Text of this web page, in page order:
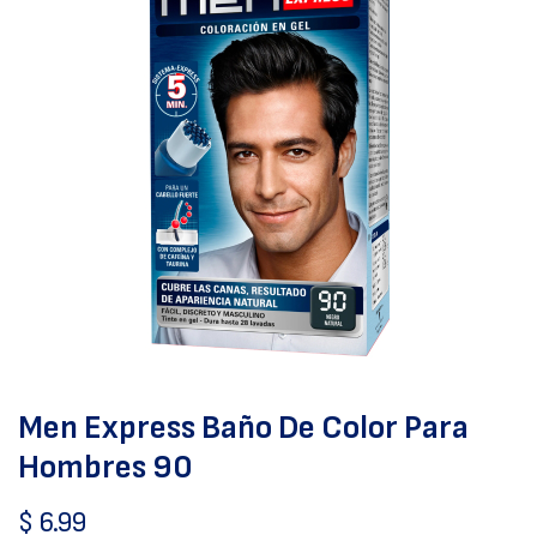
Men Express Baño De Color Para
Hombres 90
$ 6.99